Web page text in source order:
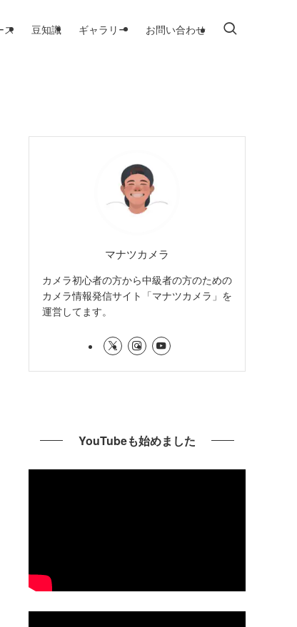
ス 豆知識 ギャラリー お問い合わせ
マナツカメラ
カメラ初心者の方から中級者の方のための
カメラ情報発信サイト「マナツカメラ」を
運営してます。
YouTubeも始めました